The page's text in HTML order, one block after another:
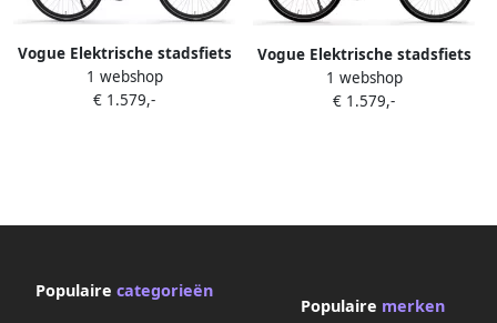
Vogue Elektrische stadsfiets
Excellent 8sp Uni 53 cm Mat
zwart 522 Wh Mat zwart
1 webshop
€ 1.579,-
Vogue Elektrische stadsfiets
Mestengo Dames 46 cm
Donker blauw 504 Wh Blauw
1 webshop
€ 1.579,-
Populaire categorieën
Populaire merken